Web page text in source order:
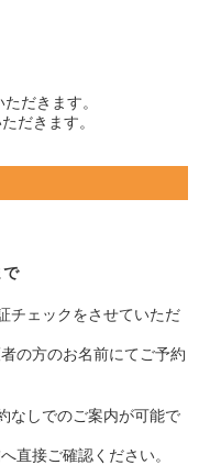
だきます。
だきます。
で
チェックをさせていただ
の方のお名前にてご予約
なしでのご案内が可能で
直接ご確認ください。